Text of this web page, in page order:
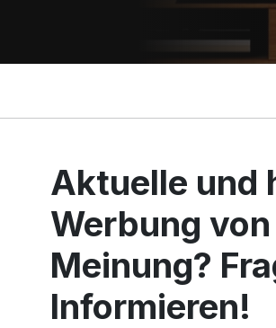
Aktuelle und
Werbung
Meinung?
Informieren!